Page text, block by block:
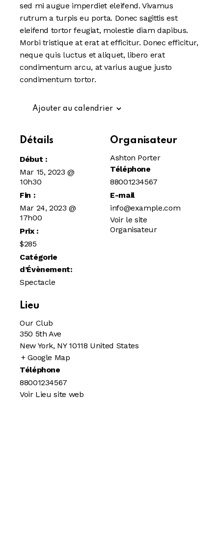
sed mi augue imperdiet eleifend. Vivamus
rutrum a turpis eu porta. Donec sagittis est
eleifend tortor feugiat, molestie diam dapibus.
Morbi tristique at erat at efficitur. Donec efficitur,
neque quis luctus et aliquet, libero erat
condimentum arcu, at varius augue justo
condimentum tortor.
Ajouter au calendrier
Détails
Début :
Mar 15, 2023 @
10h30
Fin :
Mar 24, 2023 @
17h00
Prix :
$285
Catégorie
d’Évènement:
Spectacle
Organisateur
Ashton Porter
Téléphone
88001234567
E-mail
info@example.com
Voir le site
Organisateur
Lieu
Our Club
350 5th Ave
New York, NY 10118 United States
+ Google Map
Téléphone
88001234567
Voir Lieu site web